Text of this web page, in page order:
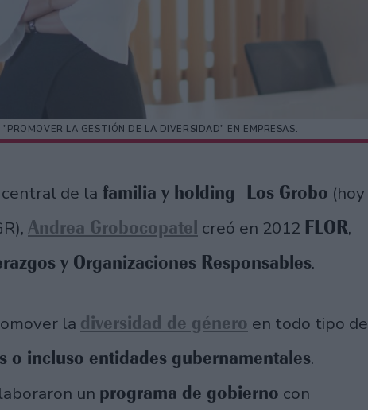
LA GESTIÓN DE LA DIVERSIDAD" EN EMPRESAS.
de la familia y holding Los Grobo (hoy
Andrea Grobocopatel creó en 2012 FLOR,
y Organizaciones Responsables.
la diversidad de género en todo tipo de
o incluso entidades gubernamentales.
un programa de gobierno con